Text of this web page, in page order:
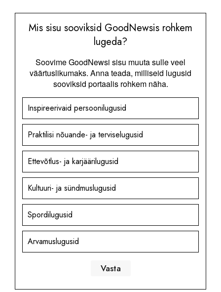
Mis sisu sooviksid GoodNewsis rohkem
lugeda?
Soovime GoodNewsi sisu muuta sulle veel
väärtuslikumaks. Anna teada, milliseid lugusid
sooviksid portaalis rohkem näha.
Inspireerivaid persoonilugusid
Praktilisi nõuande- ja terviselugusid
Ettevõtlus- ja karjäärilugusid
Kultuuri- ja sündmuslugusid
Spordilugusid
Arvamuslugusid